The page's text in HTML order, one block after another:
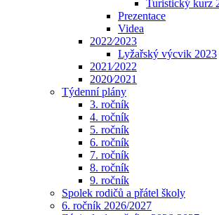
Turistický kurz
Prezentace
Videa
2022⁄2023
Lyžařský výcvik 2023
2021⁄2022
2020⁄2021
Týdenní plány
3. ročník
4. ročník
5. ročník
6. ročník
7. ročník
8. ročník
9. ročník
Spolek rodičů a přátel školy
6. ročník 2026/2027